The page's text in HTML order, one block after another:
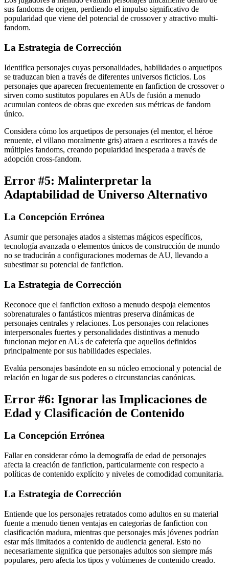
sus fandoms de origen, perdiendo el impulso significativo de
popularidad que viene del potencial de crossover y atractivo multi-
fandom.
La Estrategia de Corrección
Identifica personajes cuyas personalidades, habilidades o arquetipos
se traduzcan bien a través de diferentes universos ficticios. Los
personajes que aparecen frecuentemente en fanfiction de crossover o
sirven como sustitutos populares en AUs de fusión a menudo
acumulan conteos de obras que exceden sus métricas de fandom
único.
Considera cómo los arquetipos de personajes (el mentor, el héroe
renuente, el villano moralmente gris) atraen a escritores a través de
múltiples fandoms, creando popularidad inesperada a través de
adopción cross-fandom.
Error #5: Malinterpretar la
Adaptabilidad de Universo Alternativo
La Concepción Errónea
Asumir que personajes atados a sistemas mágicos específicos,
tecnología avanzada o elementos únicos de construcción de mundo
no se traducirán a configuraciones modernas de AU, llevando a
subestimar su potencial de fanfiction.
La Estrategia de Corrección
Reconoce que el fanfiction exitoso a menudo despoja elementos
sobrenaturales o fantásticos mientras preserva dinámicas de
personajes centrales y relaciones. Los personajes con relaciones
interpersonales fuertes y personalidades distintivas a menudo
funcionan mejor en AUs de cafetería que aquellos definidos
principalmente por sus habilidades especiales.
Evalúa personajes basándote en su núcleo emocional y potencial de
relación en lugar de sus poderes o circunstancias canónicas.
Error #6: Ignorar las Implicaciones de
Edad y Clasificación de Contenido
La Concepción Errónea
Fallar en considerar cómo la demografía de edad de personajes
afecta la creación de fanfiction, particularmente con respecto a
políticas de contenido explícito y niveles de comodidad comunitaria.
La Estrategia de Corrección
Entiende que los personajes retratados como adultos en su material
fuente a menudo tienen ventajas en categorías de fanfiction con
clasificación madura, mientras que personajes más jóvenes podrían
estar más limitados a contenido de audiencia general. Esto no
necesariamente significa que personajes adultos son siempre más
populares, pero afecta los tipos y volúmenes de contenido creado.